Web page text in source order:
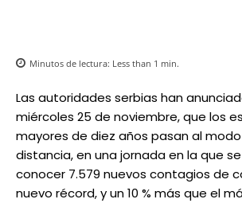
Minutos de lectura: Less than 1 min.
Las autoridades serbias han
miércoles 25 de noviembre, que los
mayores de diez años pasan al
distancia, en una jornada en la que
conocer 7.579 nuevos contagios de
nuevo récord, y un 10 % más que el